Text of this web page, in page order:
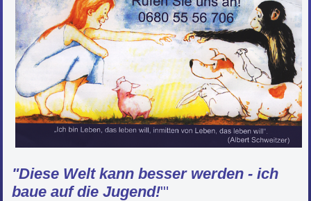
"Diese Welt kann besser werden - ich
baue auf die Jugend!"'